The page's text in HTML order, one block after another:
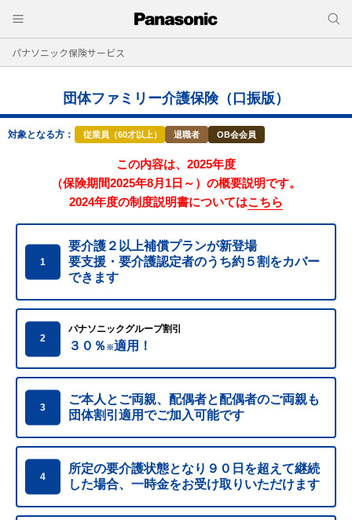
パナソニック保険サービス
団体ファミリー介護保険（口振版）
対象となる方： 従業員（60才以上） 退職者 OB会会員
この内容は、2025年度
（保険期間2025年8月1日～）の概要説明です。
2024年度の制度説明書についてはこちら
1
要介護２以上補償プランが新登場
要支援・要介護認定者のうち約５割をカバー
できます
2
パナソニックグループ割引
３０％ ※適用！
3
ご本人とご両親、配偶者と配偶者のご両親も
団体割引適用でご加入可能です
4
所定の要介護状態となり９０日を超えて継続
した場合、 一時金をお受け取りいただけます